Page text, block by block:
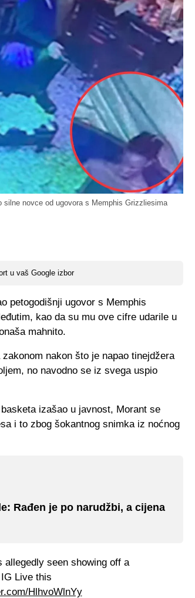
novce od ugovora s Memphis Grizzliesima
u vaš Google izbor
petogodišnji ugovor s Memphis
kao da su mu ove cifre udarile u
mahnito.
nakon što je napao tinejdžera
no navodno se iz svega uspio
izašao u javnost, Morant se
i to zbog šokantnog snimka iz noćnog
Rađen je po narudžbi, a cijena
seen showing off a
Live this
HlhvoWlnYy